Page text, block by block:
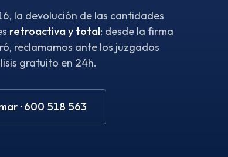
la devolución de las cantidades
retroactiva y total: desde la firma
reclamamos ante los juzgados
gratuito en 24h.
· 600 518 563